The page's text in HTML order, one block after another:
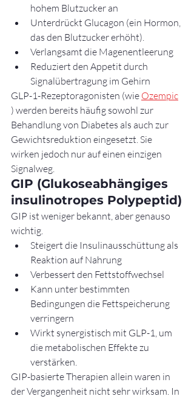
hohem Blutzucker an
Unterdrückt Glucagon (ein Hormon,
das den Blutzucker erhöht).
Verlangsamt die Magenentleerung
Reduziert den Appetit durch
Signalübertragung im Gehirn
GLP-1-Rezeptoragonisten (wie Ozempic
) werden bereits häufig sowohl zur
Behandlung von Diabetes als auch zur
Gewichtsreduktion eingesetzt. Sie
wirken jedoch nur auf einen einzigen
Signalweg.
GIP (Glukoseabhängiges
insulinotropes Polypeptid)
GIP ist weniger bekannt, aber genauso
wichtig.
Steigert die Insulinausschüttung als
Reaktion auf Nahrung
Verbessert den Fettstoffwechsel
Kann unter bestimmten
Bedingungen die Fettspeicherung
verringern
Wirkt synergistisch mit GLP-1, um
die metabolischen Effekte zu
verstärken.
GIP-basierte Therapien allein waren in
der Vergangenheit nicht sehr wirksam. In